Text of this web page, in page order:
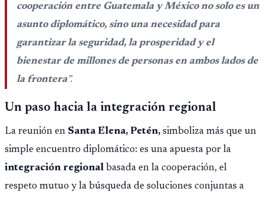
cooperación entre Guatemala y México no solo es un
asunto diplomático, sino una necesidad para
garantizar la seguridad, la prosperidad y el
bienestar de millones de personas en ambos lados de
la frontera”.
Un paso hacia la integración regional
La reunión en Santa Elena, Petén, simboliza más que un
simple encuentro diplomático: es una apuesta por la
integración regional basada en la cooperación, el
respeto mutuo y la búsqueda de soluciones conjuntas a